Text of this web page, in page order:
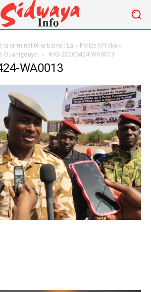
la criminalité urbaine : La « Police M’Yaka »
Ouahigouya.
IMG-20260424-WA0013
WA0013